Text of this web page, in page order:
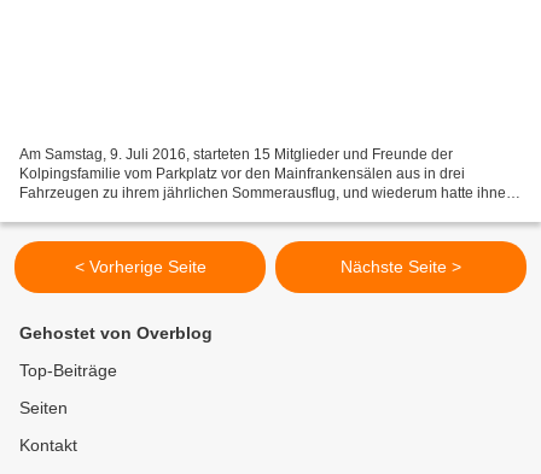
Am Samstag, 9. Juli 2016, starteten 15 Mitglieder und Freunde der
Kolpingsfamilie vom Parkplatz vor den Mainfrankensälen aus in drei
Fahrzeugen zu ihrem jährlichen Sommerausflug, und wiederum hatte ihnen
< Vorherige Seite Nächste Seite >
Gehostet von Overblog
Top-Beiträge
Seiten
Kontakt